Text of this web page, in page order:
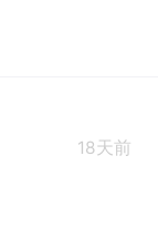
18天前